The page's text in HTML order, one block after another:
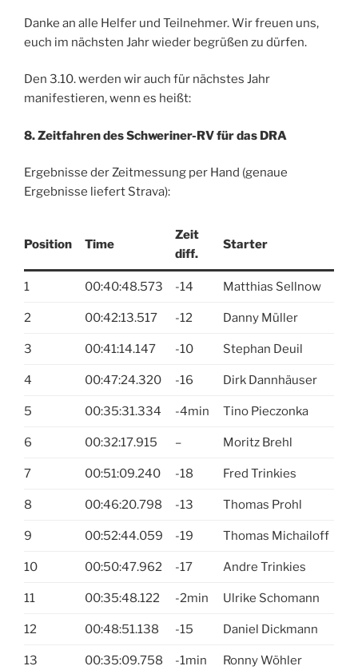
Danke an alle Helfer und Teilnehmer. Wir freuen uns,
euch im nächsten Jahr wieder begrüßen zu dürfen.
Den 3.10. werden wir auch für nächstes Jahr
manifestieren, wenn es heißt:
8. Zeitfahren des Schweriner-RV für das DRA
Ergebnisse der Zeitmessung per Hand (genaue
Ergebnisse liefert Strava):
Position Time
Zeit
diff.
Starter
1 00:40:48.573 -14 Matthias Sellnow
2 00:42:13.517 -12 Danny Müller
3 00:41:14.147 -10 Stephan Deuil
4 00:47:24.320 -16 Dirk Dannhäuser
5 00:35:31.334 -4min Tino Pieczonka
6 00:32:17.915 – Moritz Brehl
7 00:51:09.240 -18 Fred Trinkies
8 00:46:20.798 -13 Thomas Prohl
9 00:52:44.059 -19 Thomas Michailoff
10 00:50:47.962 -17 Andre Trinkies
11 00:35:48.122 -2min Ulrike Schomann
12 00:48:51.138 -15 Daniel Dickmann
13 00:35:09.758 -1min Ronny Wöhler